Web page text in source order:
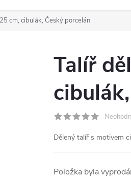
cm, cibulák, Český porcelán
Talíř
Dělený talíř s motivem
Položka byla